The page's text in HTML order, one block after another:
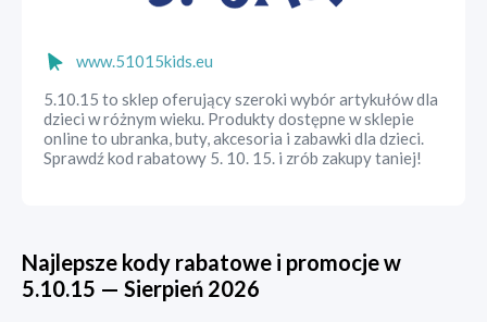
www.51015kids.eu
5.10.15 to sklep oferujący szeroki wybór artykułów dla
dzieci w różnym wieku. Produkty dostępne w sklepie
online to ubranka, buty, akcesoria i zabawki dla dzieci.
Sprawdź kod rabatowy 5. 10. 15. i zrób zakupy taniej!
Najlepsze kody rabatowe i promocje w
5.10.15 — Sierpień 2026